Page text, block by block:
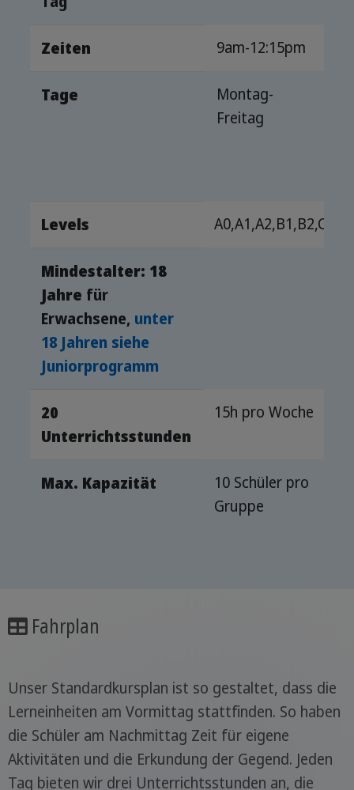
Zeiten 9am-12:15pm
Tage
Montag-
Freitag
Levels A0,A1,A2,B1,B2,C1.
Mindestalter: 18
Jahre für
Erwachsene, unter
18 Jahren siehe
Juniorprogramm
20
Unterrichtsstunden
15h pro Woche
Max. Kapazität
10 Schüler pro
Gruppe
Fahrplan
Unser Standardkursplan ist so gestaltet, dass die
Lerneinheiten am Vormittag stattfinden. So haben
die Schüler am Nachmittag Zeit für eigene
Aktivitäten und die Erkundung der Gegend. Jeden
Tag bieten wir drei Unterrichtsstunden an, die